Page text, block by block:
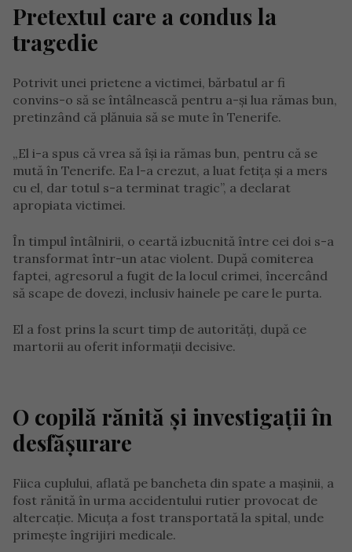
Pretextul care a condus la
tragedie
Potrivit unei prietene a victimei, bărbatul ar fi
convins-o să se întâlnească pentru a-și lua rămas bun,
pretinzând că plănuia să se mute în Tenerife.
„El i-a spus că vrea să își ia rămas bun, pentru că se
mută în Tenerife. Ea l-a crezut, a luat fetița și a mers
cu el, dar totul s-a terminat tragic”, a declarat
apropiata victimei.
În timpul întâlnirii, o ceartă izbucnită între cei doi s-a
transformat într-un atac violent. După comiterea
faptei, agresorul a fugit de la locul crimei, încercând
să scape de dovezi, inclusiv hainele pe care le purta.
El a fost prins la scurt timp de autorități, după ce
martorii au oferit informații decisive.
O copilă rănită și investigații în
desfășurare
Fiica cuplului, aflată pe bancheta din spate a mașinii, a
fost rănită în urma accidentului rutier provocat de
altercație. Micuța a fost transportată la spital, unde
primește îngrijiri medicale.